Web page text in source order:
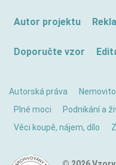
Autor projektu
Doporučte vzor
Autorská práva
Plné moci
Podnikání a
Věci koupě, nájem, dílo